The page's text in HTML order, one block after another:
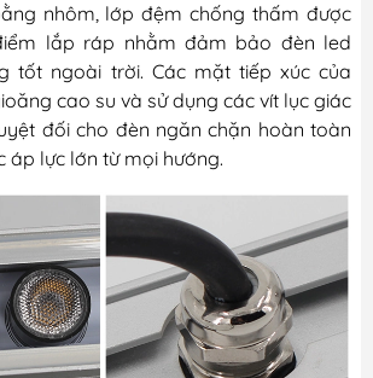
nhôm, lớp đệm chống thấm được
lắp ráp nhằm đảm bảo đèn led
tốt ngoài trời. Các mặt tiếp xúc của
cao su và sử dụng các vít lục giác
đối cho đèn ngăn chặn hoàn toàn
áp lực lớn từ mọi hướng.